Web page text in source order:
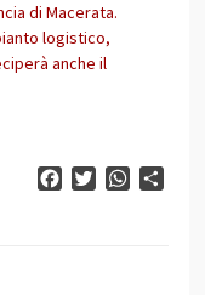
di Macerata.
logistico,
anche il
FacebookTwitter